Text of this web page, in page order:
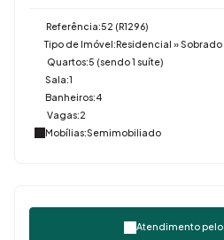
Referência:52 (R1296)
Tipo de Imóvel:Residencial » Sobrado
Quartos:5 (sendo 1 suíte)
Sala:1
Banheiros:4
Vagas:2
Mobílias:Semimobiliado
Atendimento pelo